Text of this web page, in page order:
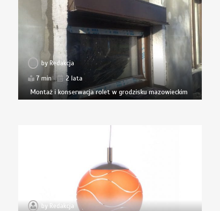
byRedakcja
7 min
2 lata
Montaż i konserwacja rolet w grodzisku mazowieckim
by Redakcja